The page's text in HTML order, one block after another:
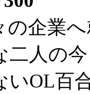
の企業
二人の
いOL百